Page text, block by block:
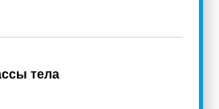
тела